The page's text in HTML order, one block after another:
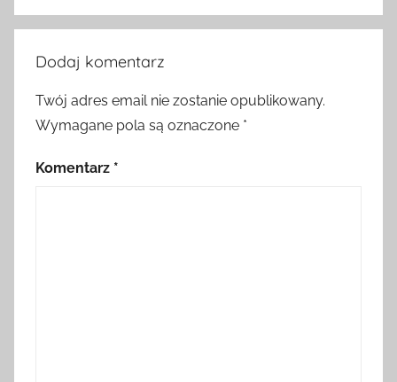
Dodaj komentarz
Twój adres email nie zostanie opublikowany.
Wymagane pola są oznaczone *
Komentarz *